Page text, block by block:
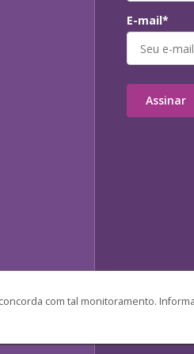
com tal monitoramento.
E-mail*
Assinar